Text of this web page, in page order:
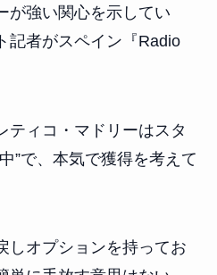
が強い関心を示してい
記者がスペイン『Radio
ティコ・マドリーはスタ
”で、本気で獲得を考えて
しオプションを持ってお